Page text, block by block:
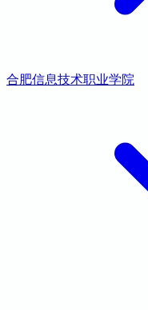
合肥信息技术职业学院